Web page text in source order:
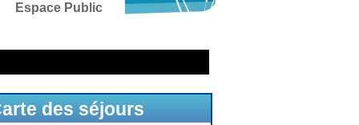
Espace Public
des séjours